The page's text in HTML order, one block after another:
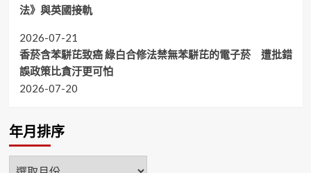
法》與英國接軌
2026-07-21
香菸含苯駢芘致癌 綠白合修法禁無苯駢芘的電子菸 遭批錯
誤政策比貪汙更可怕
2026-07-20
年月排序
年